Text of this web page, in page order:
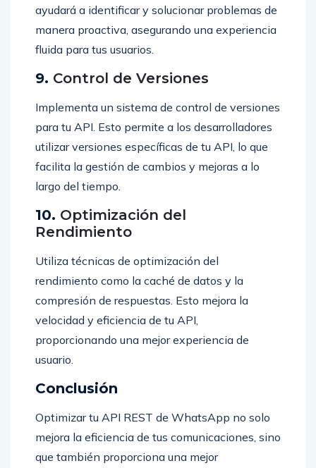
ayudará a identificar y solucionar problemas de
manera proactiva, asegurando una experiencia
fluida para tus usuarios.
9. Control de Versiones
Implementa un sistema de control de versiones
para tu API. Esto permite a los desarrolladores
utilizar versiones específicas de tu API, lo que
facilita la gestión de cambios y mejoras a lo
largo del tiempo.
10. Optimización del
Rendimiento
Utiliza técnicas de optimización del
rendimiento como la caché de datos y la
compresión de respuestas. Esto mejora la
velocidad y eficiencia de tu API,
proporcionando una mejor experiencia de
usuario.
Conclusión
Optimizar tu API REST de WhatsApp no solo
mejora la eficiencia de tus comunicaciones, sino
que también proporciona una mejor